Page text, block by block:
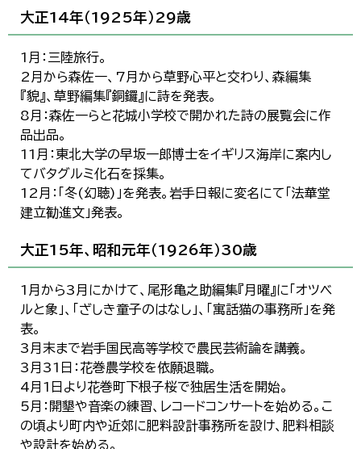
大正14年（1925年）29歳
1月：三陸旅行。
2月から森佐一、7月から草野心平と交わり、森編集
『貌』、草野編集『銅鑼』に詩を発表。
8月：森佐一らと花城小学校で開かれた詩の展覧会に作
品出品。
11月：東北大学の早坂一郎博士をイギリス海岸に案内し
てバタグルミ化石を採集。
12月：「冬(幻聴)」を発表。岩手日報に変名にて「法華堂
建立勧進文」発表。
大正15年、昭和元年（1926年）30歳
1月から3月にかけて、尾形亀之助編集『月曜』に「オツベ
ルと象」、「ざしき童子のはなし」、「寓話猫の事務所」を発
表。
3月末まで岩手国民高等学校で農民芸術論を講義。
3月31日：花巻農学校を依願退職。
4月1日より花巻町下根子桜で独居生活を開始。
5月：開墾や音楽の練習、レコードコンサートを始める。こ
の頃より町内や近郊に肥料設計事務所を設け、肥料相談
や設計を始める。